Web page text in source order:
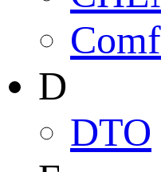
D
DTO